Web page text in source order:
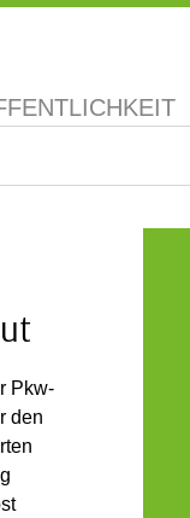
Pkw-
den